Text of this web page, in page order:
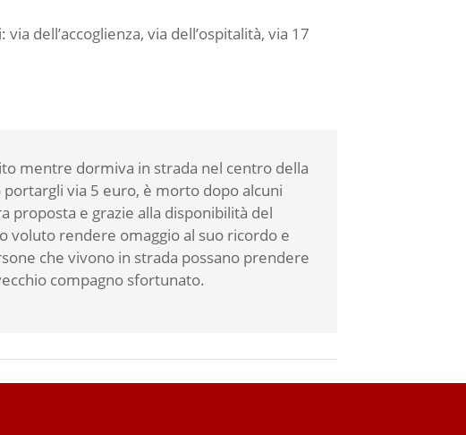
dell’accoglienza, via dell’ospitalità, via 17
mentre dormiva in strada nel centro della
via 5 euro, è morto dopo alcuni
proposta e grazie alla disponibilità del
voluto rendere omaggio al suo ricordo e
che vivono in strada possano prendere
compagno sfortunato.